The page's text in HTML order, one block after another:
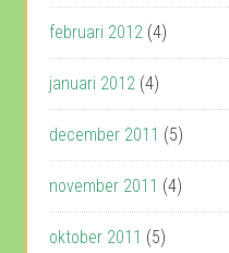
februari 2012 (4)
januari 2012 (4)
december 2011 (5)
november 2011 (4)
oktober 2011 (5)